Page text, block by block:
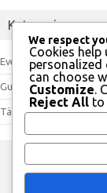
Kategorien
Event-Token-Shop-
Gutscheincodes für
Tägliche Check-In
custom footer
We respect
Cookies help
personalized
can choose
Customize.
Reject All to